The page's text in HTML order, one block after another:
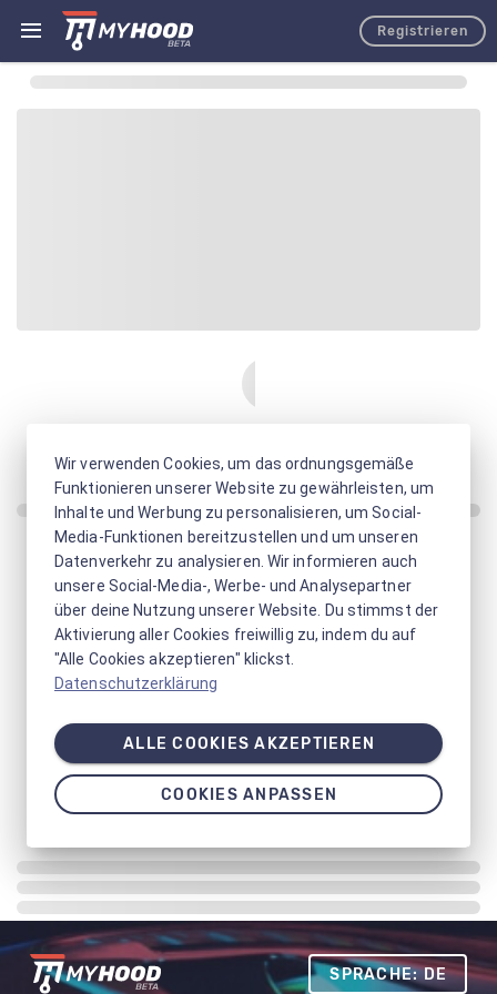
Registrieren
SPRACHE: DE
Wir verwenden Cookies, um das ordnungsgemäße
Funktionieren unserer Website zu gewährleisten, um
Inhalte und Werbung zu personalisieren, um Social-
Media-Funktionen bereitzustellen und um unseren
Datenverkehr zu analysieren. Wir informieren auch
unsere Social-Media-, Werbe- und Analysepartner
über deine Nutzung unserer Website. Du stimmst der
Aktivierung aller Cookies freiwillig zu, indem du auf
"Alle Cookies akzeptieren" klickst.
Datenschutzerklärung
ALLE COOKIES AKZEPTIEREN
COOKIES ANPASSEN